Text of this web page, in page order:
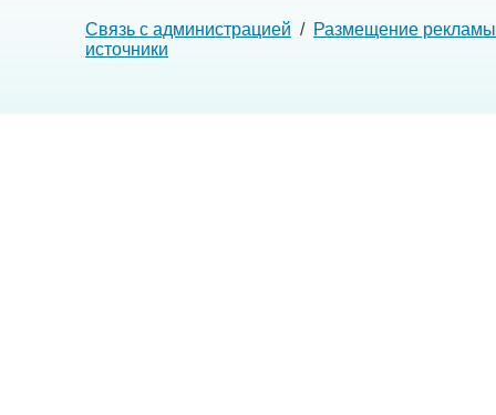
Связь с администрацией / Размещение рекламы
источники